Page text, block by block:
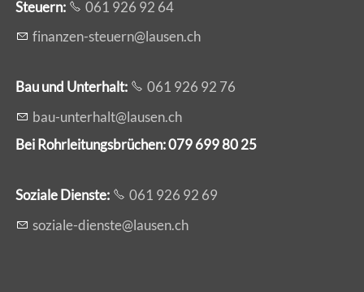
Steuern:
061 926 92 64
f n nz n-st rn l s nch
Bau und Unterhalt:
061 926 92 76
b
- nt rh lt l s nch
Bei Rohrleitungsbrüchen: 079 699 80 25
Soziale Dienste:
061 926 92 69
s z l -d nst l s nch